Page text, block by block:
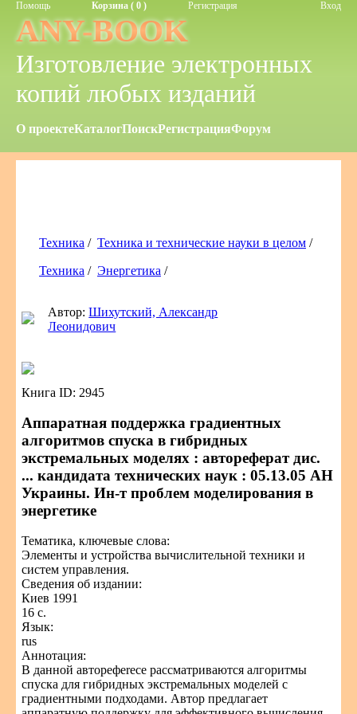
Помощь Корзина ( 0 ) Регистрация Вход
ANY-BOOK
Изготовление электронных
копий любых изданий
О проектеКаталогПоискРегистрацияФорум
Техника / Техника и технические науки в целом /
Техника / Энергетика /
Автор:Шихутский, Александр
Леонидович
Книга ID: 2945
Аппаратная поддержка градиентных
алгоритмов спуска в гибридных
экстремальных моделях : автореферат дис.
... кандидата технических наук : 05.13.05 АН
Украины. Ин-т проблем моделирования в
энергетике
Тематика, ключевые слова:
Элементы и устройства вычислительной техники и
систем управления.
Сведения об издании:
Киев 1991
16 с.
Язык:
rus
Аннотация:
В данной авторефerece рассматриваются алгоритмы
спуска для гибридных экстремальных моделей с
градиентными подходами. Автор предлагает